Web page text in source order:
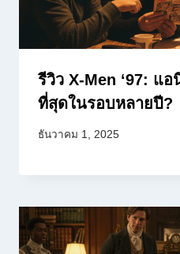
รีวิว X-Men ‘97: แ
ที่สุดในรอบหลายปี?
ธันวาคม 1, 2025